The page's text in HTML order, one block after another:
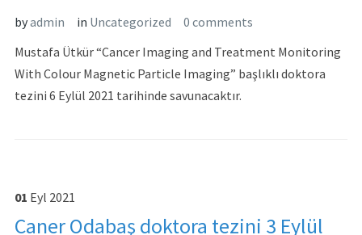
byadmin in Uncategorized
0 comments
Mustafa Ütkür “Cancer Imaging and Treatment Monitoring
With Colour Magnetic Particle Imaging” başlıklı doktora
tezini 6 Eylül 2021 tarihinde savunacaktır.
01 Eyl 2021
Caner Odabaş doktora tezini 3 Eylül